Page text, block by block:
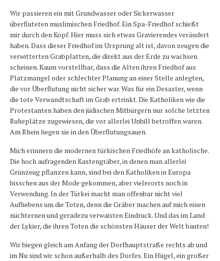
Wir passieren ein mit Grundwasser oder Sickerwasser
überfluteten muslimischen Friedhof. Ein Spa-Friedhof schießt
mir durch den Kopf. Hier muss sich etwas Gravierendes verändert
haben. Dass dieser Friedhof im Ursprung alt ist, davon zeugen die
verwitterten Grabplatten, die direkt aus der Erde zu wachsen
scheinen. Kaum vorstellbar, dass die Alten ihren Friedhof aus
Platzmangel oder schlechter Planung an einer Stelle anlegten,
die vor Überflutung nicht sicher war. Was für ein Desaster, wenn
die tote Verwandtschaft im Grab ertrinkt. Die Katholiken wie die
Protestanten haben den jüdischen Mitbürgern nur solche letzten
Ruheplätze zugewiesen, die vor allerlei Unbill betroffen waren.
Am Rhein liegen sie in den Überflutungsauen.
Mich erinnern die modernen türkischen Friedhöfe an katholische.
Die hoch aufragenden Kastengräber, in denen man allerlei
Grünzeug pflanzen kann, sind bei den Katholiken in Europa
bisschen aus der Mode gekommen, aber vielerorts noch in
Verwendung. In der Türkei macht man offenbar nicht viel
Aufhebens um die Toten, denn die Gräber machen auf mich einen
nüchternen und geradezu verwaisten Eindruck. Und das im Land
der Lykier, die ihren Toten die schönsten Häuser der Welt bauten!
Wir biegen gleich am Anfang der Dorfhauptstraße rechts ab und
im Nu sind wir schon außerhalb des Dorfes. Ein Hügel, ein großer